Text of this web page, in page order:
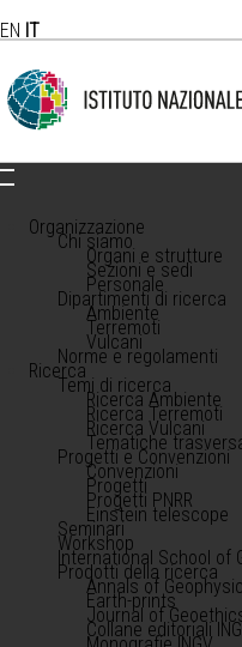
EN IT
Organizzazione
Chi siamo
Organi e strutture
Sezioni e sedi
Personale
Dipartimenti di ricerca
Ambiente
Terremoti
Vulcani
Norme e regolamenti
Ricerca
Temi di ricerca
Ricerca Ambiente
Ricerca Terremoti
Ricerca Vulcani
Tematiche
Progetti e Convenzioni
Convenzioni
Progetti
Progetti PNRR
Einstein telescope
Seminari
Workshop
International School of
Prodotti della ricerca
Annals of
Earth-prints
Journal of
Collane editoriali